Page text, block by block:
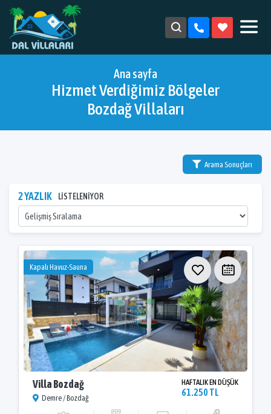
Ana sayfa
Hizmet Verdiğimiz Bölgeler
Bozdağ Villaları
Arama Sonuçları
2 YAZLIK LİSTELENİYOR
Kapalı Havuz-Sauna
Villa Bozdağ
Demre / Bozdağ
HAFTALIK EN DÜŞÜK
61.250 TL